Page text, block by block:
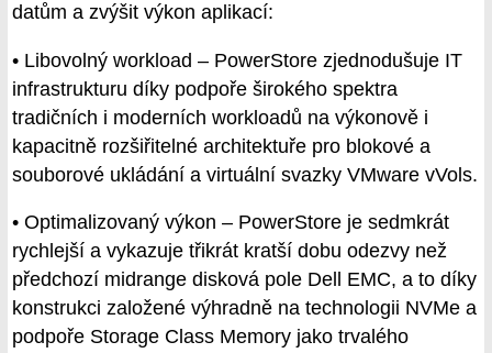
datům a zvýšit výkon aplikací:
• Libovolný workload – PowerStore zjednodušuje IT
infrastrukturu díky podpoře širokého spektra
tradičních i moderních workloadů na výkonově i
kapacitně rozšiřitelné architektuře pro blokové a
souborové ukládání a virtuální svazky VMware vVols.
• Optimalizovaný výkon – PowerStore je sedmkrát
rychlejší a vykazuje třikrát kratší dobu odezvy než
předchozí midrange disková pole Dell EMC, a to díky
konstrukci založené výhradně na technologii NVMe a
podpoře Storage Class Memory jako trvalého